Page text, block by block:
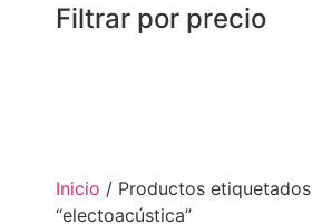
Filtrar por precio
Inicio / Productos etiquetados
“electoacústica”